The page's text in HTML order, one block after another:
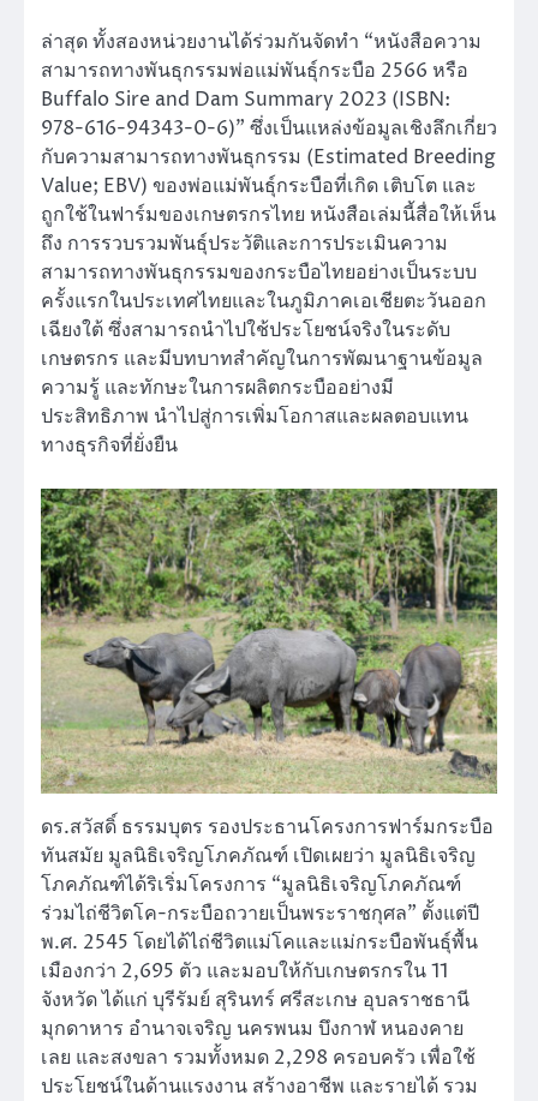
ล่าสุด ทั้งสองหน่วยงานได้ร่วมกันจัดทำ “หนังสือความ
สามารถทางพันธุกรรมพ่อแม่พันธุ์กระบือ 2566 หรือ
Buffalo Sire and Dam Summary 2023 (ISBN:
978-616-94343-0-6)” ซึ่งเป็นแหล่งข้อมูลเชิงลึกเกี่ยว
กับความสามารถทางพันธุกรรม (Estimated Breeding
Value; EBV) ของพ่อแม่พันธุ์กระบือที่เกิด เติบโต และ
ถูกใช้ในฟาร์มของเกษตรกรไทย หนังสือเล่มนี้สื่อให้เห็น
ถึง การรวบรวมพันธุ์ประวัติและการประเมินความ
สามารถทางพันธุกรรมของกระบือไทยอย่างเป็นระบบ
ครั้งแรกในประเทศไทยและในภูมิภาคเอเชียตะวันออก
เฉียงใต้ ซึ่งสามารถนำไปใช้ประโยชน์จริงในระดับ
เกษตรกร และมีบทบาทสำคัญในการพัฒนาฐานข้อมูล
ความรู้ และทักษะในการผลิตกระบืออย่างมี
ประสิทธิภาพ นำไปสู่การเพิ่มโอกาสและผลตอบแทน
ทางธุรกิจที่ยั่งยืน
ดร.สวัสดิ์ ธรรมบุตร รองประธานโครงการฟาร์มกระบือ
ทันสมัย มูลนิธิเจริญโภคภัณฑ์ เปิดเผยว่า มูลนิธิเจริญ
โภคภัณฑ์ได้ริเริ่มโครงการ “มูลนิธิเจริญโภคภัณฑ์
ร่วมไถ่ชีวิตโค-กระบือถวายเป็นพระราชกุศล” ตั้งแต่ปี
พ.ศ. 2545 โดยได้ไถ่ชีวิตแม่โคและแม่กระบือพันธุ์พื้น
เมืองกว่า 2,695 ตัว และมอบให้กับเกษตรกรใน 11
จังหวัด ได้แก่ บุรีรัมย์ สุรินทร์ ศรีสะเกษ อุบลราชธานี
มุกดาหาร อำนาจเจริญ นครพนม บึงกาฬ หนองคาย
เลย และสงขลา รวมทั้งหมด 2,298 ครอบครัว เพื่อใช้
ประโยชน์ในด้านแรงงาน สร้างอาชีพ และรายได้ รวม